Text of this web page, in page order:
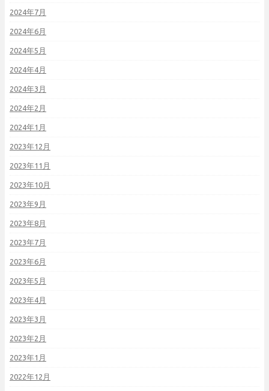
2024年7月
2024年6月
2024年5月
2024年4月
2024年3月
2024年2月
2024年1月
2023年12月
2023年11月
2023年10月
2023年9月
2023年8月
2023年7月
2023年6月
2023年5月
2023年4月
2023年3月
2023年2月
2023年1月
2022年12月